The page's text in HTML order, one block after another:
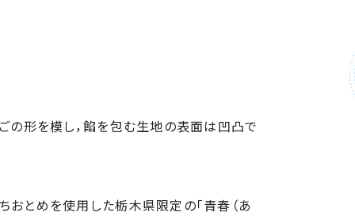
の形を模し，餡を包む生地の表面は凹凸で
おとめを使用した栃木県限定の「青春（あ